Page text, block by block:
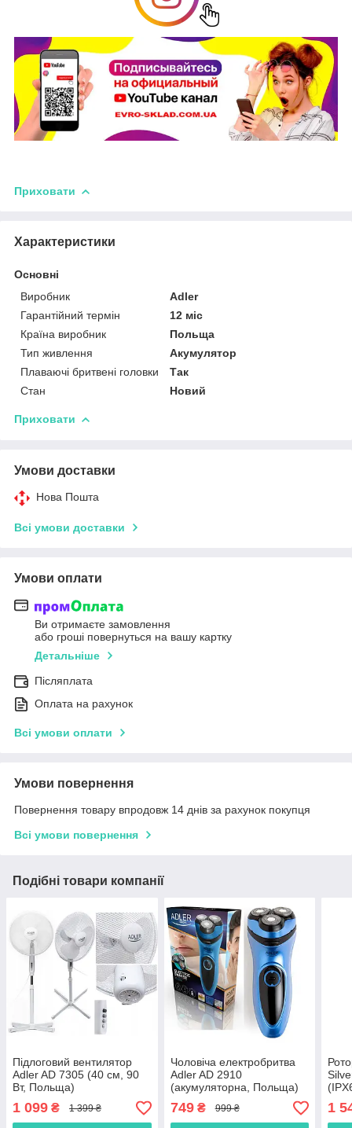
Приховати
Характеристики
Основні
Виробник
Adler
Гарантійний термін
12 міс
Країна виробник
Польща
Тип живлення
Акумулятор
Плаваючі бритвені головки
Так
Стан
Новий
Приховати
Умови доставки
Нова Пошта
Всі умови доставки
Умови оплати
Ви отримаєте замовлення
або гроші повернуться на вашу картку
Детальніше
Післяплата
Оплата на рахунок
Всі умови оплати
Умови повернення
Повернення товару впродовж 14 днів за рахунок покупця
Всі умови повернення
Подібні товари компанії
Підлоговий вентилятор
Adler AD 7305 (40 см, 90
Вт, Польща)
1 099 ₴ 1 399 ₴
Чоловіча електробритва
Adler AD 2910
(акумуляторна, Польща)
749₴ 999 ₴ 1